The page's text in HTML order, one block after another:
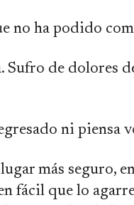
no ha podido
Sufro de dolores
ni piensa
más seguro,
fácil que lo